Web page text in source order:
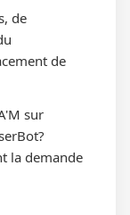
de
de
sur
la demande